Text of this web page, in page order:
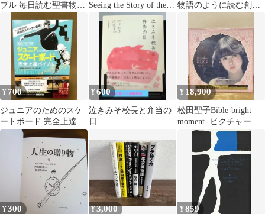
ブル 毎日読む聖書物語
ュリエット・デイビッ
ド; ジェイン・ヘイズ
and 長島 瑛子
Seeing the Story of the
Bible
物語のように読む創世
¥ 700
ジュニアのためのスケ
ートボード 完全上達バ
イブル ムービー付き
堀米雄斗選手
¥600
泣きみそ校長と弁当の
日
¥ 18,900
松田聖子Bible-bright
moment- ピクチャーレ
ーベルアナログLP
¥300 ¥3,000 ¥859